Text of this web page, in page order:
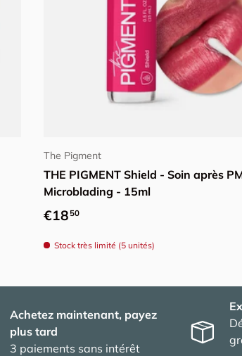
The Pigment
THE PIGMENT Shield - Soin après
Microblading - 15ml
Prix habituel
€18 50
Stock très limité (5 unités)
Achetez maintenant, payez
plus tard
3 paiements sans intérêt